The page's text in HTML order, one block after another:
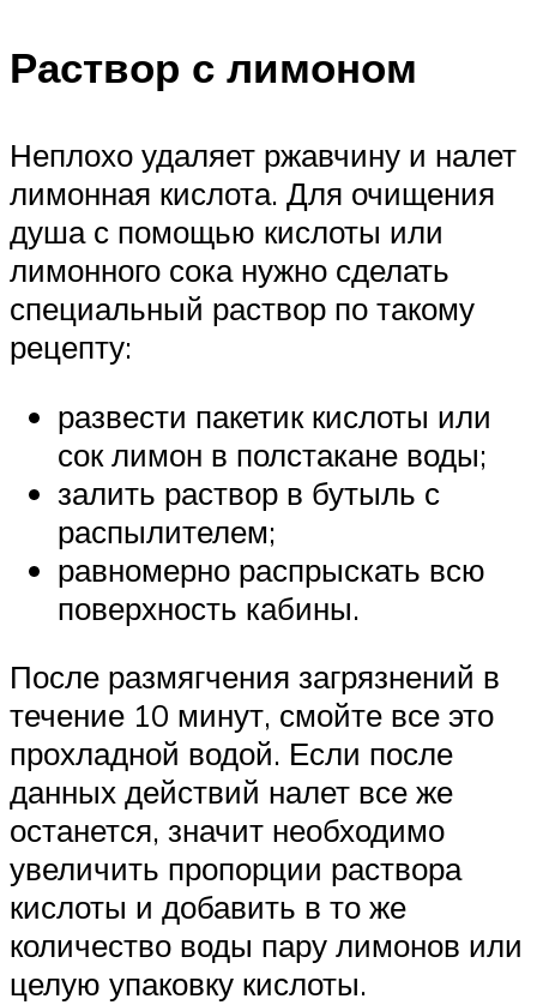
Раствор с лимоном
Неплохо удаляет ржавчину и налет
лимонная кислота. Для очищения
душа с помощью кислоты или
лимонного сока нужно сделать
специальный раствор по такому
рецепту:
развести пакетик кислоты или
сок лимон в полстакане воды;
залить раствор в бутыль с
распылителем;
равномерно распрыскать всю
поверхность кабины.
После размягчения загрязнений в
течение 10 минут, смойте все это
прохладной водой. Если после
данных действий налет все же
останется, значит необходимо
увеличить пропорции раствора
кислоты и добавить в то же
количество воды пару лимонов или
целую упаковку кислоты.